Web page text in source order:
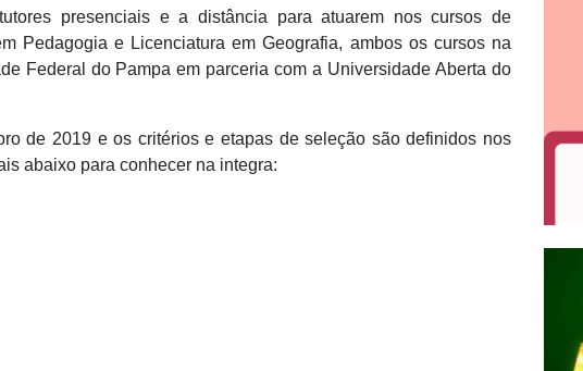
presenciais e a distância para atuarem nos cursos de
Pedagogia e Licenciatura em Geografia, ambos os cursos na
Federal do Pampa em parceria com a Universidade Aberta do
de 2019 e os critérios e etapas de seleção são definidos nos
abaixo para conhecer na integra: